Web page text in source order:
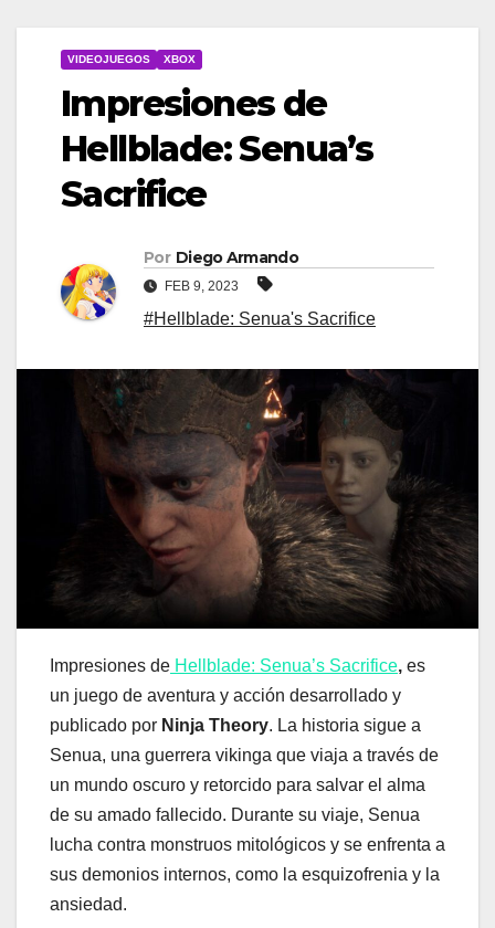
VIDEOJUEGOS XBOX
Impresiones de
Hellblade: Senua’s
Sacrifice
Por Diego Armando
FEB 9, 2023
#Hellblade: Senua's Sacrifice
Impresiones de Hellblade: Senua’s Sacrifice, es
un juego de aventura y acción desarrollado y
publicado por Ninja Theory. La historia sigue a
Senua, una guerrera vikinga que viaja a través de
un mundo oscuro y retorcido para salvar el alma
de su amado fallecido. Durante su viaje, Senua
lucha contra monstruos mitológicos y se enfrenta a
sus demonios internos, como la esquizofrenia y la
ansiedad.